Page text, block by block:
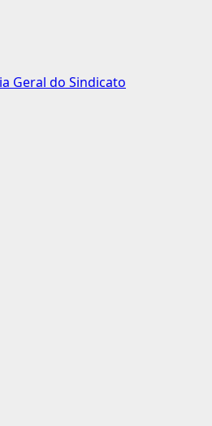
Geral do Sindicato